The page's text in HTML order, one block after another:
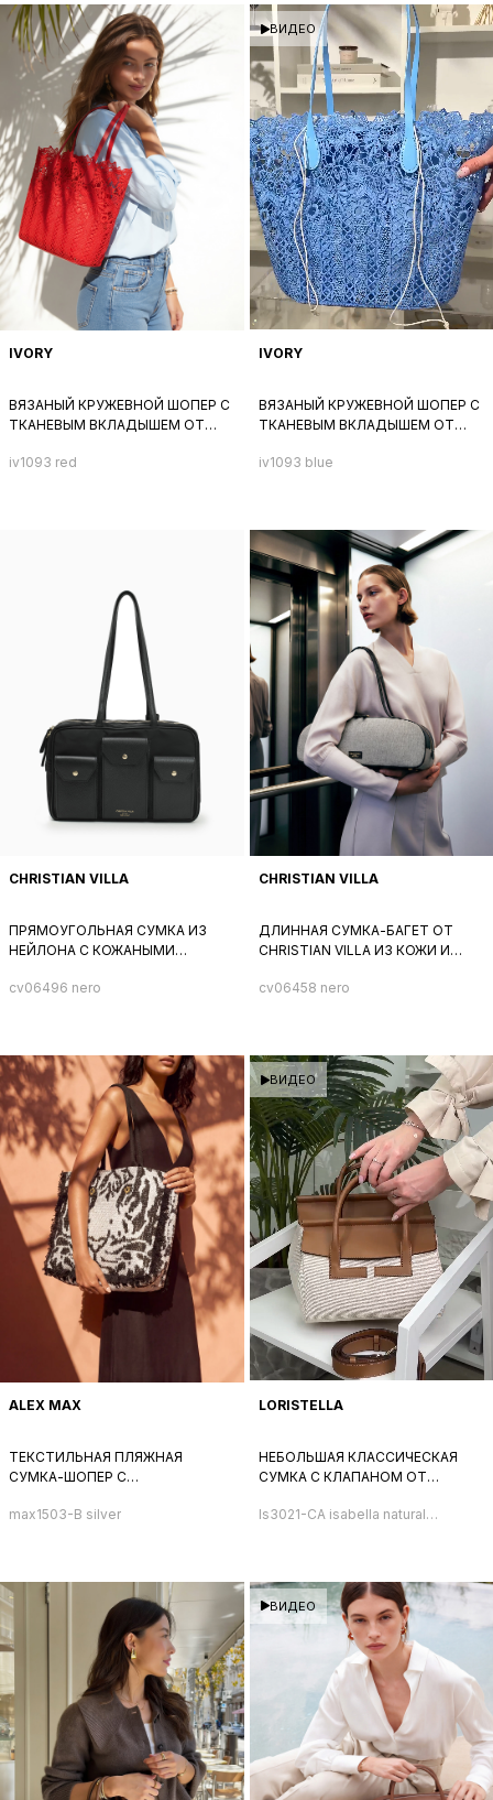
IVORY
ВЯЗАНЫЙ КРУЖЕВНОЙ ШОПЕР С
ТКАНЕВЫМ ВКЛАДЫШЕМ ОТ
ТЕКСТУРОЙ ЦВЕТОВ КРАСНОГО
iv1093 red
ВИДЕО
IVORY
ВЯЗАНЫЙ КРУЖЕВНОЙ ШОПЕР С
ТКАНЕВЫМ ВКЛАДЫШЕМ ОТ
ТЕКСТУРОЙ ЦВЕТОВ ГОЛУБОГО
iv1093 blue
CHRISTIAN VILLA
ПРЯМОУГОЛЬНАЯ СУМКА ИЗ
НЕЙЛОНА С КОЖАНЫМИ
CHRISTIAN VILLA ЧЕРНОГО
cv06496 nero
CHRISTIAN VILLA
ДЛИННАЯ СУМКА-БАГЕТ ОТ
CHRISTIAN VILLA ИЗ КОЖИ И
ЦВЕТА
cv06458 nero
ALEX MAX
ТЕКСТИЛЬНАЯ ПЛЯЖНАЯ
СУМКА-ШОПЕР С
MAX СЕРЕБРЯНОГО ЦВЕТА
max1503-B silver
ВИДЕО
LORISTELLA
НЕБОЛЬШАЯ КЛАССИЧЕСКАЯ
СУМКА С КЛАПАНОМ ОТ
ТЕКСТИЛЯ И РЫЖЕЙ
ls3021-CA isabella naturale
ВИДЕО